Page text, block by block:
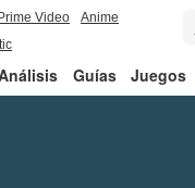
Prime Video
Anime
Guías Juegos